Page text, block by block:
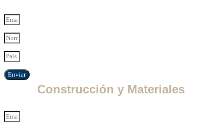
Enviar
Construcción y Materiales